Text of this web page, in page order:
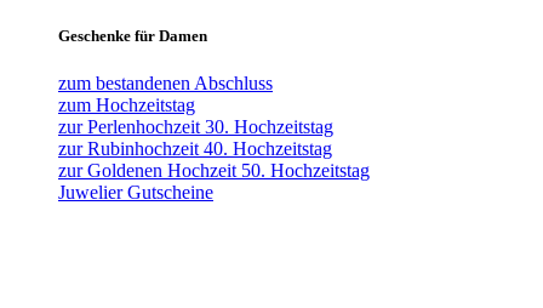
Geschenke für Damen
zum bestandenen Abschluss
zum Hochzeitstag
zur Perlenhochzeit 30. Hochzeitstag
zur Rubinhochzeit 40. Hochzeitstag
zur Goldenen Hochzeit 50. Hochzeitstag
Juwelier Gutscheine